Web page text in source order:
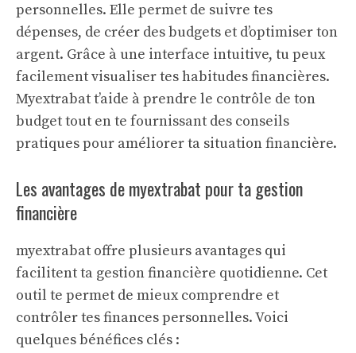
personnelles. Elle permet de suivre tes
dépenses, de créer des budgets et d’optimiser ton
argent. Grâce à une interface intuitive, tu peux
facilement visualiser tes habitudes financières.
Myextrabat t’aide à prendre le contrôle de ton
budget tout en te fournissant des conseils
pratiques pour améliorer ta situation financière.
Les avantages de myextrabat pour ta gestion
financière
myextrabat offre plusieurs avantages qui
facilitent ta gestion financière quotidienne. Cet
outil te permet de mieux comprendre et
contrôler tes finances personnelles. Voici
quelques bénéfices clés :